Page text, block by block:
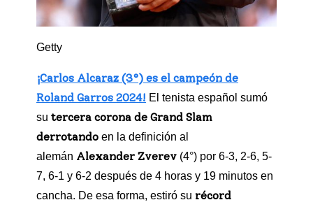
Getty
¡Carlos Alcaraz (3°) es el campeón de
Roland Garros 2024! El tenista español sumó
su tercera corona de Grand Slam
derrotando en la definición al
alemán Alexander Zverev (4°) por 6-3, 2-6, 5-
7, 6-1 y 6-2 después de 4 horas y 19 minutos en
cancha. De esa forma, estiró su récord